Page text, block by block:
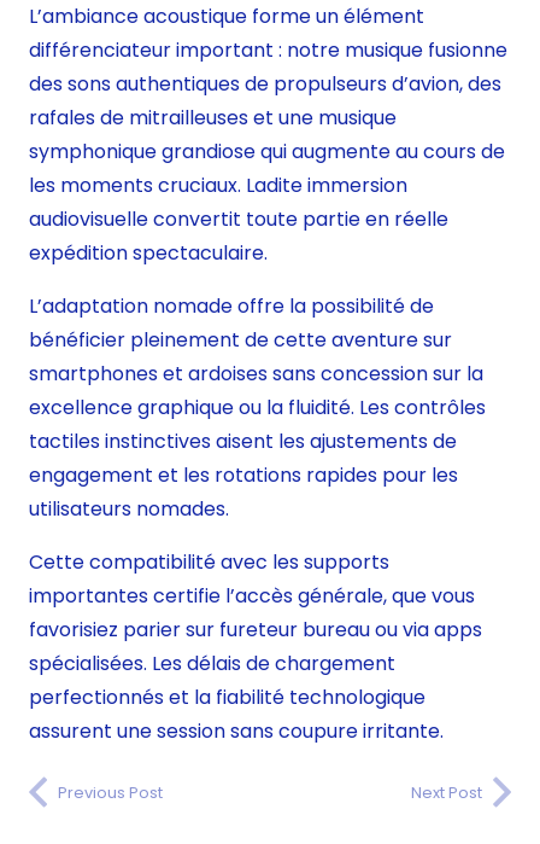
L’ambiance acoustique forme un élément
différenciateur important : notre musique fusionne
des sons authentiques de propulseurs d’avion, des
rafales de mitrailleuses et une musique
symphonique grandiose qui augmente au cours de
les moments cruciaux. Ladite immersion
audiovisuelle convertit toute partie en réelle
expédition spectaculaire.
L’adaptation nomade offre la possibilité de
bénéficier pleinement de cette aventure sur
smartphones et ardoises sans concession sur la
excellence graphique ou la fluidité. Les contrôles
tactiles instinctives aisent les ajustements de
engagement et les rotations rapides pour les
utilisateurs nomades.
Cette compatibilité avec les supports
importantes certifie l’accès générale, que vous
favorisiez parier sur fureteur bureau ou via apps
spécialisées. Les délais de chargement
perfectionnés et la fiabilité technologique
assurent une session sans coupure irritante.
Previous Post Next Post